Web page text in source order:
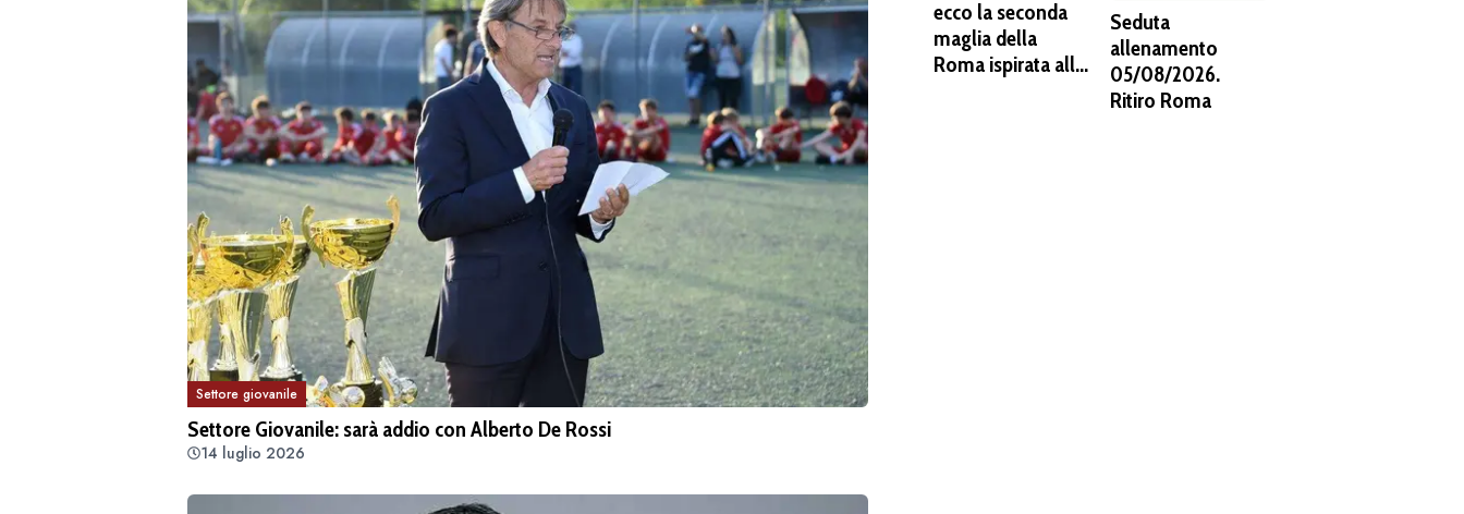
Settore giovanile
Settore Giovanile: sarà addio con Alberto De Rossi
14 luglio 2026
ecco la seconda
maglia della
Roma ispirata alla
Seduta
allenamento
05/08/2026.
Ritiro Roma